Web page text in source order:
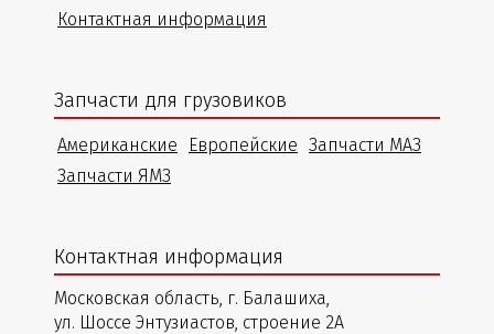
Контактная информация
Запчасти для грузовиков
Американские Европейские Запчасти МАЗ
Запчасти ЯМЗ
Контактная информация
Московская область, г. Балашиха,
ул. Шоссе Энтузиастов, строение 2А